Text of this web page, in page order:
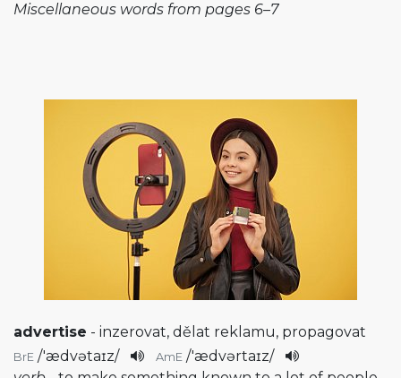
Miscellaneous words from pages 6–7
advertise - inzerovat, dělat reklamu, propagovat
BrE /'ædvətaɪz/ AmE /'ædvərtaɪz/